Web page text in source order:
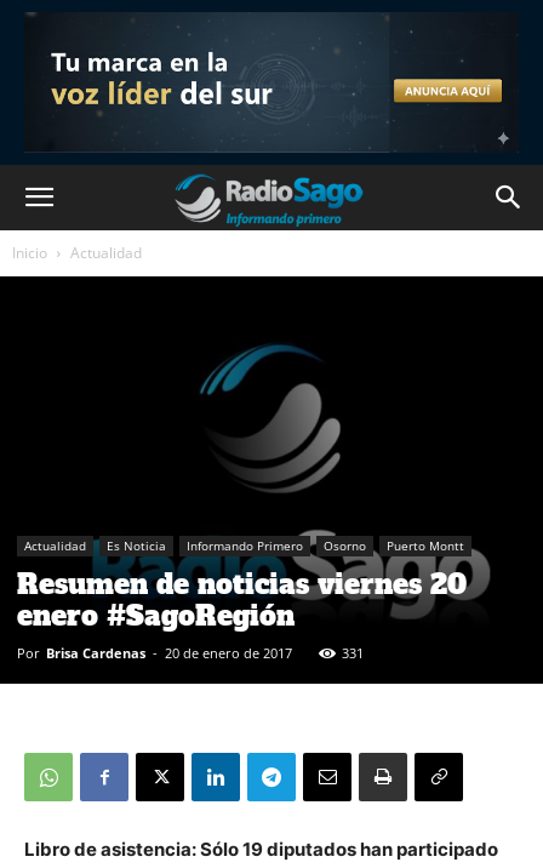
Inicio Actualidad
Actualidad Es Noticia Informando Primero Osorno Puerto Montt
Resumen de noticias viernes 20
enero #SagoRegión
Por Brisa Cardenas - 20 de enero de 2017 331
Libro de asistencia: Sólo 19 diputados han participado